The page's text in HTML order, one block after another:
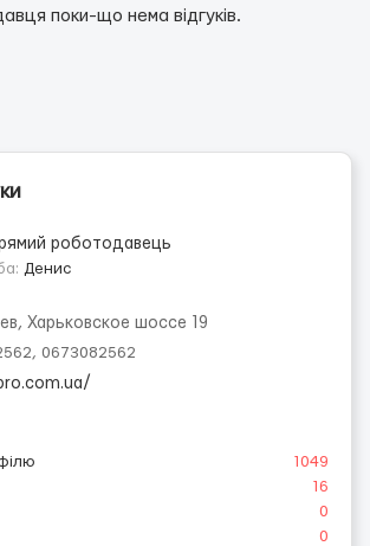
поки-що нема відгуків.
роботодавець
Денис
Харьковское шоссе 19
0673082562
1049
16
0
0